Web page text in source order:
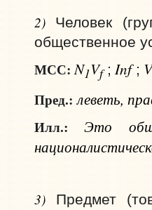
2) Человек
общественное
МСС: N1Vf; Inf; V
Пред.: леветь,
Илл.: Это
3)
Предмет